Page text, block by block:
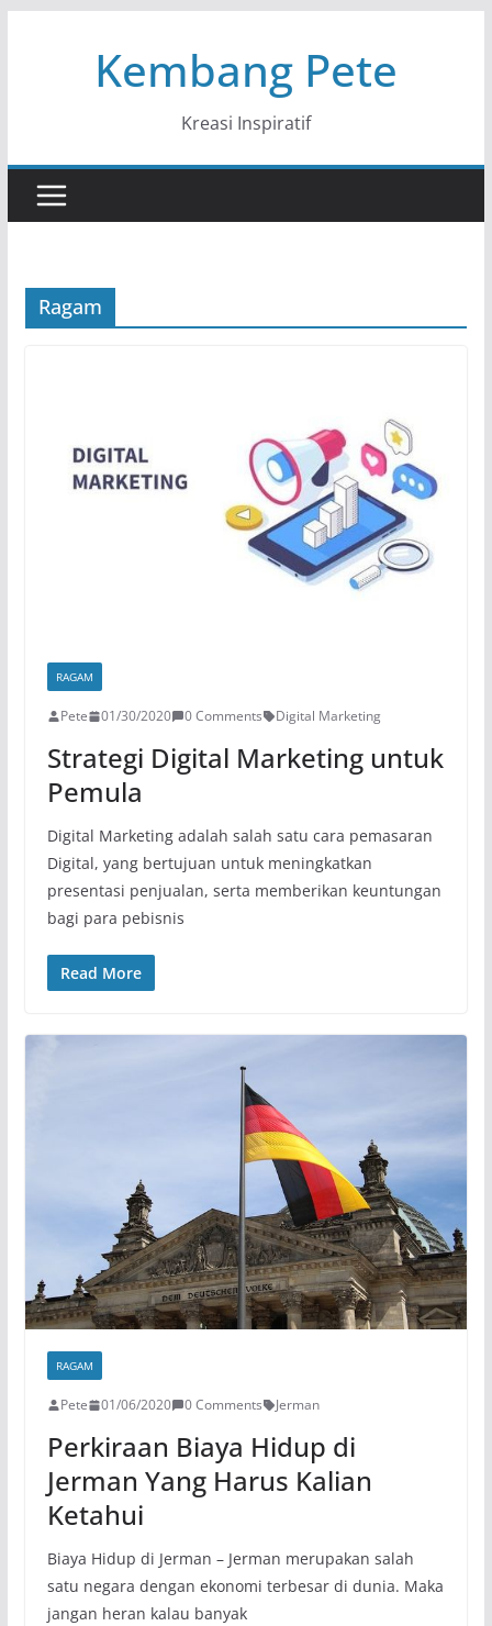
Kembang Pete
Kreasi Inspiratif
Ragam
RAGAM
Pete 01/30/2020 0 Comments Digital Marketing
Strategi Digital Marketing untuk
Pemula
Digital Marketing adalah salah satu cara pemasaran
Digital, yang bertujuan untuk meningkatkan
presentasi penjualan, serta memberikan keuntungan
bagi para pebisnis
Read More
RAGAM
Pete 01/06/2020 0 Comments Jerman
Perkiraan Biaya Hidup di
Jerman Yang Harus Kalian
Ketahui
Biaya Hidup di Jerman – Jerman merupakan salah
satu negara dengan ekonomi terbesar di dunia. Maka
jangan heran kalau banyak